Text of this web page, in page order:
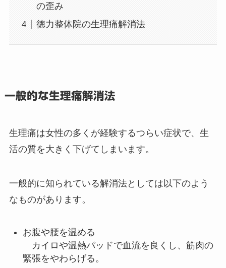
の歪み
徳力整体院の生理痛解消法
一般的な生理痛解消法
生理痛は女性の多くが経験するつらい症状で、生
活の質を大きく下げてしまいます。
一般的に知られている解消法としては以下のよう
なものがあります。
お腹や腰を温める
カイロや温熱パッドで血流を良くし、筋肉の
緊張をやわらげる。